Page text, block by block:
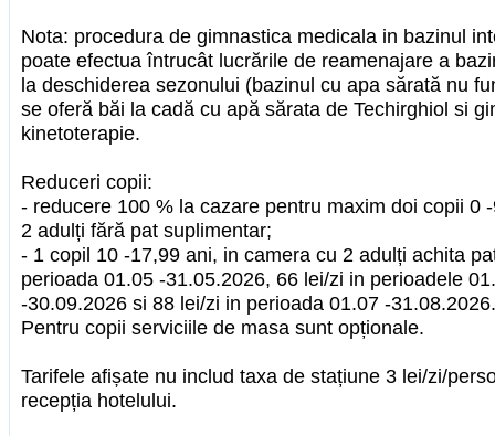
Nota: procedura de gimnastica medicala in bazinul
poate efectua întrucât lucrările de reamenajare a
la deschiderea sezonului (bazinul cu apa sărată nu
se oferă băi la cadă cu apă sărata de Techirghiol si
kinetoterapie.
Reduceri copii:
- reducere 100 % la cazare pentru maxim doi copii 0
2 adulți fără pat suplimentar;
- 1 copil 10 -17,99 ani, in camera cu 2 adulți achita
perioada 01.05 -31.05.2026, 66 lei/zi in perioadele
-30.09.2026 si 88 lei/zi in perioada 01.07 -31.08.2026.
Pentru copii serviciile de masa sunt opționale.
Tarifele afișate nu includ taxa de stațiune 3 lei/zi/
recepția hotelului.